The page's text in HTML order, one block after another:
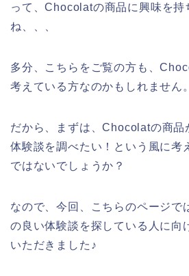
って、Chocolatの商品に興味を持
ね、、、
多分、こちらをご覧の方も、
考えている方なのかもしれません。
だから、まずは、Chocolatの商品
体験談を調べたい！という風に考
ではないでしょうか？
なので、今回、こちらのページで
の良い体験談を探している人に向
いただきました♪